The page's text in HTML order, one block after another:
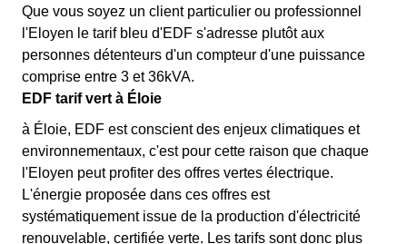
Que vous soyez un client particulier ou professionnel
l'Eloyen le tarif bleu d'EDF s'adresse plutôt aux
personnes détenteurs d'un compteur d'une puissance
comprise entre 3 et 36kVA.
EDF tarif vert à Éloie
à Éloie, EDF est conscient des enjeux climatiques et
environnementaux, c'est pour cette raison que chaque
l'Eloyen peut profiter des offres vertes électrique.
L'énergie proposée dans ces offres est
systématiquement issue de la production d'électricité
renouvelable, certifiée verte. Les tarifs sont donc plus